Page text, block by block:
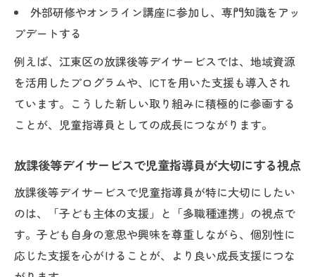
外部研修やオンライン講座に参加し、専門知識をアッ
プデートする
例えば、江東区の放課後等デイサービスでは、地域資源
を活用したプログラムや、ICTを用いた支援も導入され
ています。こうした新しい取り組みに積極的に参画する
ことが、児童指導員としての成長につながります。
放課後等デイサービスで児童指導員が大切にする視点
放課後等デイサービスで児童指導員が特に大切にしたい
のは、「子ども主体の支援」と「多職種連携」の視点で
す。子ども自身の意思や興味を尊重しながら、個別性に
応じた支援を心がけることが、より良い成長支援につな